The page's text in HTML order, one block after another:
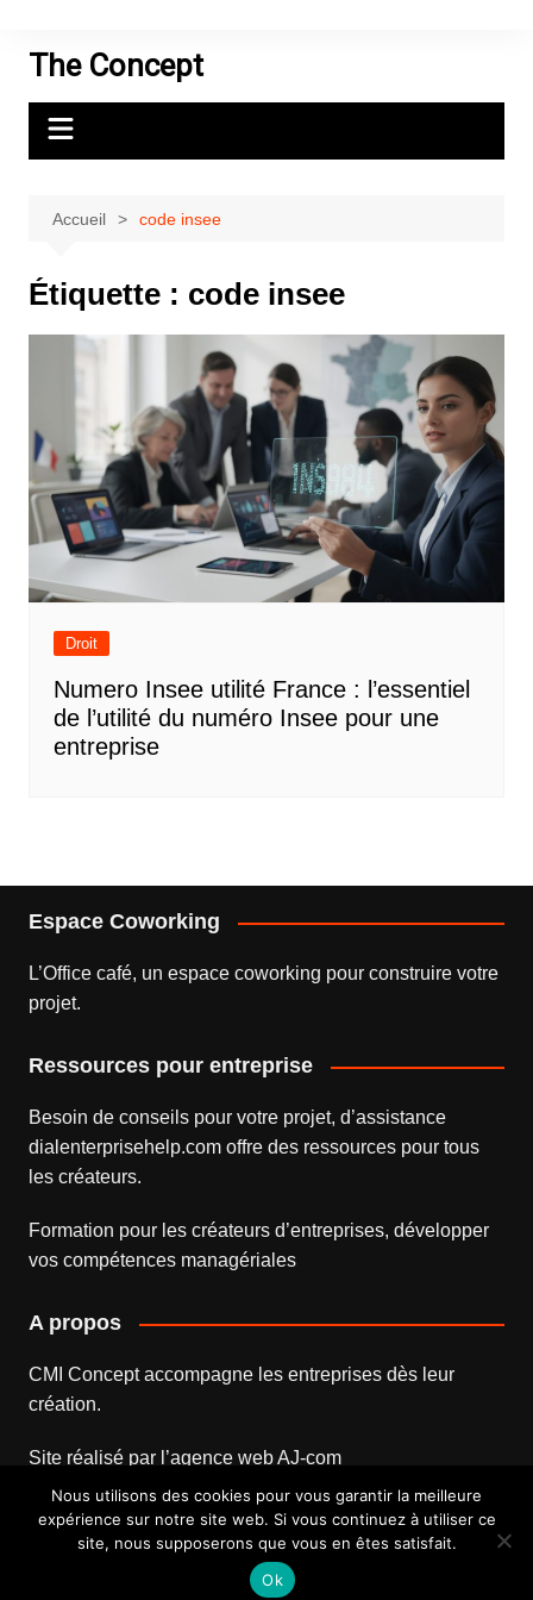
contenuThe Concept
Accueil code insee
Étiquette : code insee
Droit
Numero Insee utilité France : l’essentiel
de l’utilité du numéro Insee pour une
entreprise
Espace Coworking
L’Office café, un espace coworking pour construire votre
projet.
Ressources pour entreprise
Besoin de conseils pour votre projet, d’assistance
dialenterprisehelp.comoffre des ressources pour tous
les créateurs.
Formation pour les créateurs d’entreprises, développer
vos compétences managériales
A propos
CMI Concept accompagne les entreprises dès leur
création.
Site réalisé par l’agence webAJ-com
Nous utilisons des cookies pour vous garantir la meilleure
expérience sur notre site web. Si vous continuez à utiliser ce
site, nous supposerons que vous en êtes satisfait.
Ok